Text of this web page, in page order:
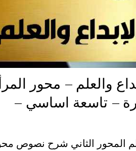
والعلم – محور
– تاسعة اساسي –
المحور الثاني شرح نصوص